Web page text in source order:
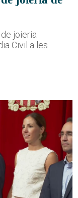
joieria
Civil a les